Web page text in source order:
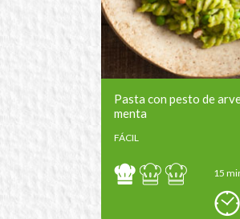
Pasta con pesto de
menta
FÁCIL
15